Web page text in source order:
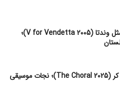
پیشنهاد فیلم وی مثل وندتا (V for Vendetta 2005)؛
پیشنهاد فیلم گروه کر (The Choral 2025)؛ نجات موسیقی